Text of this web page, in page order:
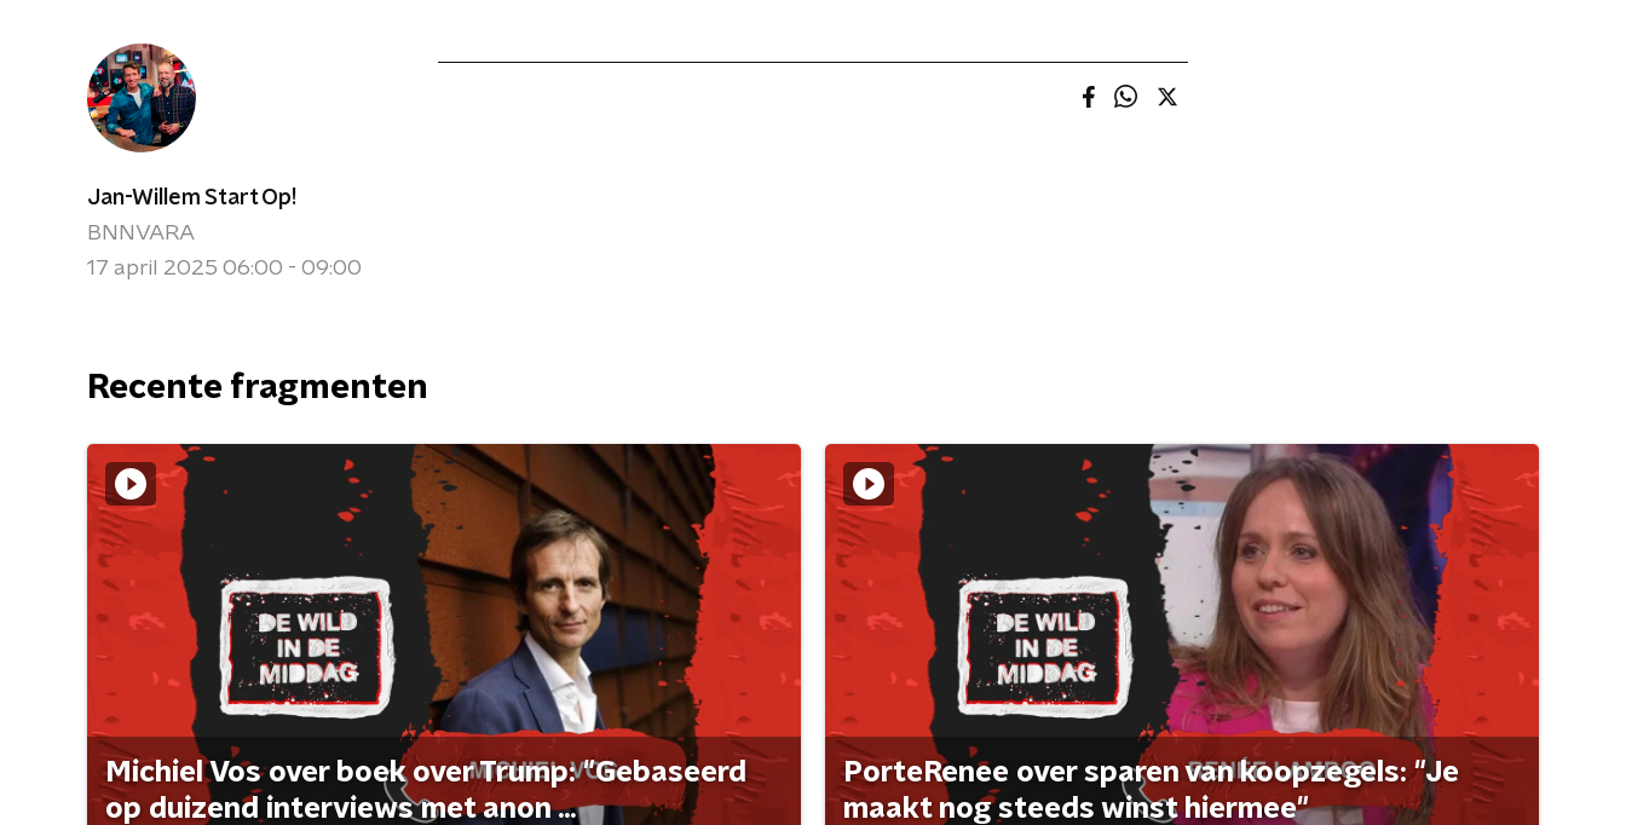
Jan-Willem Start Op!
BNNVARA
17 april 2025 06:00 - 09:00
Recente fragmenten
Michiel Vos over boek over Trump: "Gebaseerd
op duizend interviews met anon ...
PorteRenee over sparen van koopzegels: "Je
maakt nog steeds winst hiermee"